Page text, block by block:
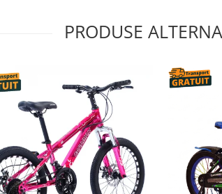
PRODUSE